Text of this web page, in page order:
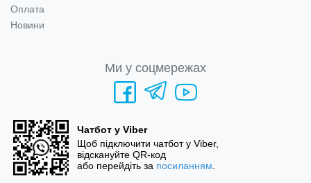
Оплата
Новини
Ми у соцмережах
Чатбот у Viber
Щоб підключити чатбот у Viber,
відскануйте QR-код
або перейдіть за посиланням